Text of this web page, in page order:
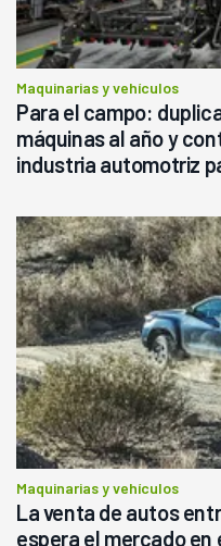
Maquinarias y vehículos
Para el campo:
máquinas al año y
industria automotriz
Maquinarias y vehículos
La venta de autos
espera el mercado